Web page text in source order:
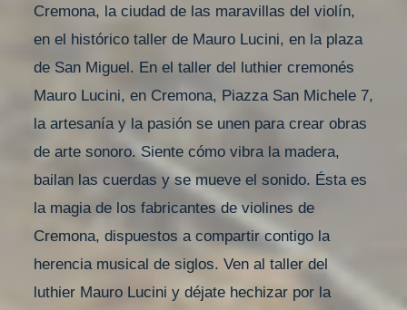
Cremona, la ciudad de las maravillas del violín,
en el histórico taller de Mauro Lucini, en la plaza
de San Miguel. En el taller del luthier cremonés
Mauro Lucini, en Cremona, Piazza San Michele 7,
la artesanía y la pasión se unen para crear obras
de arte sonoro. Siente cómo vibra la madera,
bailan las cuerdas y se mueve el sonido. Ésta es
la magia de los fabricantes de violines de
Cremona, dispuestos a compartir contigo la
herencia musical de siglos. Ven al taller del
luthier Mauro Lucini y déjate hechizar por la